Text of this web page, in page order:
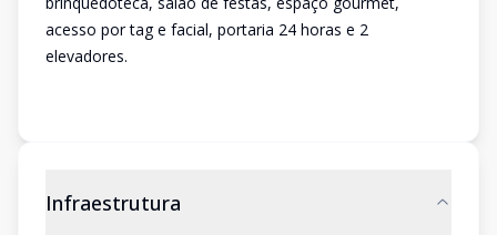
acesso por tag e facial, portaria 24 horas e 2
elevadores.
Infraestrutura